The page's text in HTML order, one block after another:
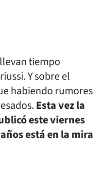
tiempo
Y sobre el
habiendo rumores
Esta vez la
este viernes
está en la mira